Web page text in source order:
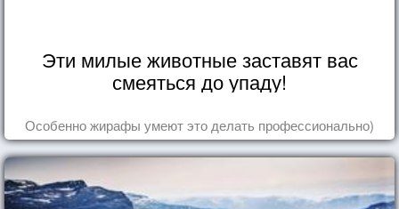
Эти милые животные заставят вас
смеяться до упаду!
Особенно жирафы умеют это делать профессионально)